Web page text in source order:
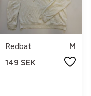
Redbat
M
149 SEK